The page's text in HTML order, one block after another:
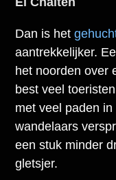
Dan is het
aantrekkelijker.
het noorden over
best veel
met veel paden
wandelaars
een stuk minder
gletsjer.